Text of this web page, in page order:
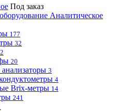
Под заказ
Аналитическое
177
32
20
3
4
Brix-метры 14
241